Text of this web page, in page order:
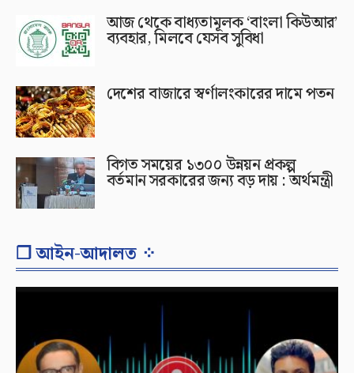
আজ থেকে বাধ্যতামূলক ‘বাংলা কিউআর’
ব্যবহার, মিলবে যেসব সুবিধা
দেশের বাজারে স্বর্ণালংকারের দামে পতন
বিগত সময়ের ১৩০০ উন্নয়ন প্রকল্প
বর্তমান সরকারের জন্য বড় দায় : অর্থমন্ত্রী
❐ আইন-আদালত ⁘